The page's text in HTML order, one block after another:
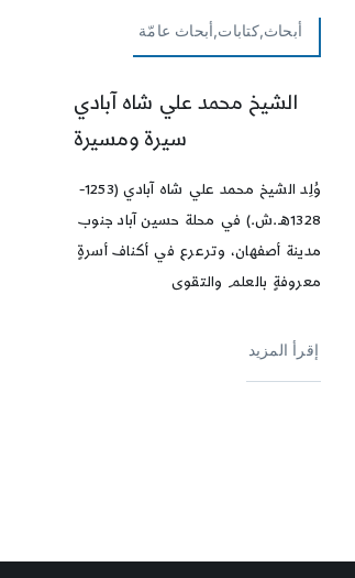
أبحاث,كتابات,أبحاث عامّة
الشيخ محمد علي شاه آبادي
سيرة ومسيرة
وُلِد الشيخ محمد علي شاه آبادي (1253-
1328هـ.ش.) في محلة حسين آباد جنوب
مدينة أصفهان، وترعرع في أكناف أسرةٍ
معروفةٍ بالعلم والتقوى
إقرأ المزيد